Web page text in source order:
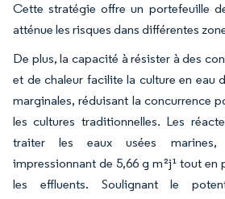
Cette stratégie offre un portefeuille
atténue les risques dans différentes
De plus, la capacité à résister à des
et de chaleur facilite la culture en eau
marginales, réduisant la concurrence
les cultures traditionnelles. Les
traiter les eaux usées
impressionnant de 5,66 g m²j¹ tout en
les effluents. Soulignant le